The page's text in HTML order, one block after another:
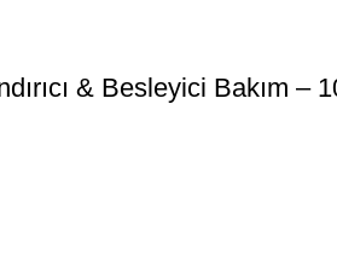
& Besleyici Bakım